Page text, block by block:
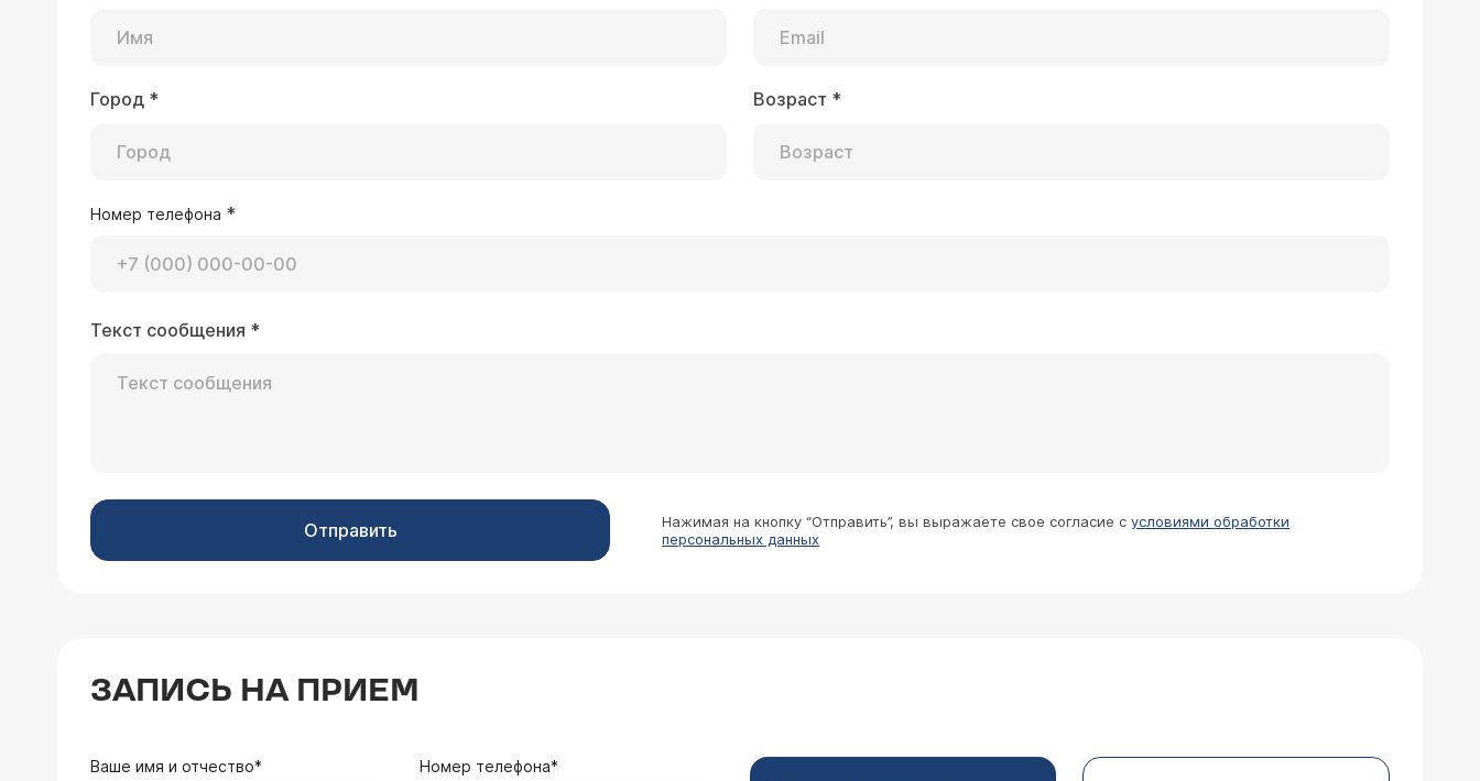
Город * Возраст *
Номер телефона *
Текст сообщения *
Отправить Нажимая на кнопку “Отправить”, вы выражаете свое согласие сусловиями обработки
персональных данных
ЗАПИСЬ НА ПРИЕМ
Ваше имя и отчество* Номер телефона*